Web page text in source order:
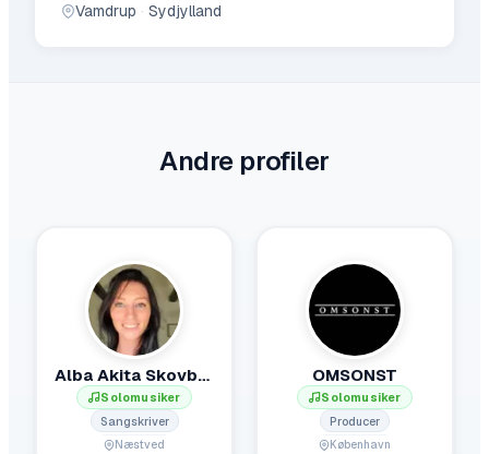
Vamdrup · Sydjylland
Andre profiler
Alba Akita Skovbølle
Solomusiker
Sangskriver
Næstved
OMSONST
Solomusiker
Producer
København